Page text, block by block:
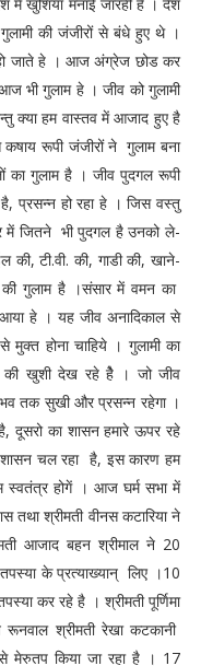
की जंजीरों से बंधे हुए थे ।
जाते हे । आज अंग्रेज छोड कर
भी गुलाम हे । जीव को गुलामी
क्या हम वास्तव में आजाद हुए है
रूपी जंजीरों ने गुलाम बना
का गुलाम है । जीव पुदगल रूपी
प्रसन्न हो रहा हे । जिस वस्तु
में जितने भी पुदगल है उनको ले-
की, टी.वी. की, गाडी की, खाने-
गुलाम है ।संसार में वमन का
आया हे । यह जीव अनादिकाल से
होना चाहिये । गुलामी का
की खुशी देख रहे हेै । जो जीव
तक सुखी और प्रसन्न रहेगा ।
दूसरो का शासन हमारे ऊपर रहे
शासन चल रहा है, इस कारण हम
स्वतंत्र होगें । आज घर्म सभा में
तथा श्रीमती वीनस कटारिया ने
आजाद बहन श्रीमाल ने 20
के प्रत्याख्यान् लिए ।10
कर रहे है । श्रीमती पूर्णिमा
रूनवाल श्रीमती रेखा कटकानी
से मेरुतप किया जा रहा है । 17